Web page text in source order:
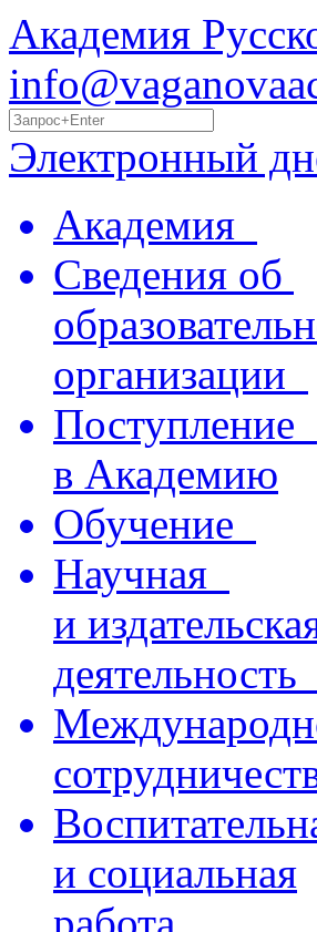
Академия
Электронный
Академия
Сведения об
организации
Поступление
в Академию
Обучение
Научная
и
деятельность
и социальная